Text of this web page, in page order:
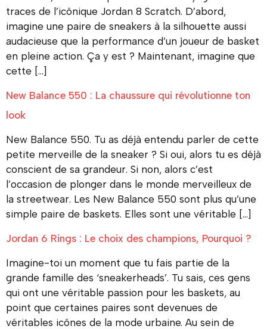
traces de l’icônique Jordan 8 Scratch. D’abord,
imagine une paire de sneakers à la silhouette aussi
audacieuse que la performance d’un joueur de basket
en pleine action. Ça y est ? Maintenant, imagine que
cette […]
New Balance 550 : La chaussure qui révolutionne ton
look
New Balance 550. Tu as déjà entendu parler de cette
petite merveille de la sneaker ? Si oui, alors tu es déjà
conscient de sa grandeur. Si non, alors c’est
l’occasion de plonger dans le monde merveilleux de
la streetwear. Les New Balance 550 sont plus qu’une
simple paire de baskets. Elles sont une véritable […]
Jordan 6 Rings : Le choix des champions, Pourquoi ?
Imagine-toi un moment que tu fais partie de la
grande famille des ‘sneakerheads’. Tu sais, ces gens
qui ont une véritable passion pour les baskets, au
point que certaines paires sont devenues de
véritables icônes de la mode urbaine. Au sein de